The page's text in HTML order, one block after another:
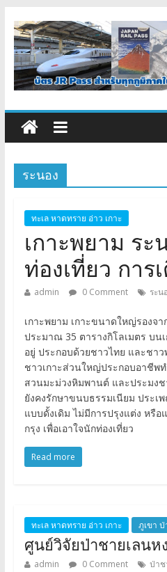
ระนอง
ทะเล หาดทราย อ่าว เกาะ
เกาะพยาม ระ
ท่องเที่ยว การ
admin 0 Comment ระน
เกาะพยาม เกาะขนาดใหญ่รองจ
ประมาณ 35 ตารางกิโลเมตร บ
อยู่ ประกอบด้วยชาวไทย และชา
ชาวเกาะส่วนใหญ่ประกอบอาชีพ
สวนมะม่วงหิมพานต์ และประมง
ยังคงรักษาขนบธรรมเนียม ประเ
แบบดั้งเดิม ไม่มีการปรุงแต่ง หรือ
กรุง เพื่อเอาใจนักท่องเที่ยว
Read more
ทะเล หาดทราย อ่าว เกาะ ภูเขา
ศูนย์วิจัยป่าชายเลนห
admin 0 Comment ป่าช